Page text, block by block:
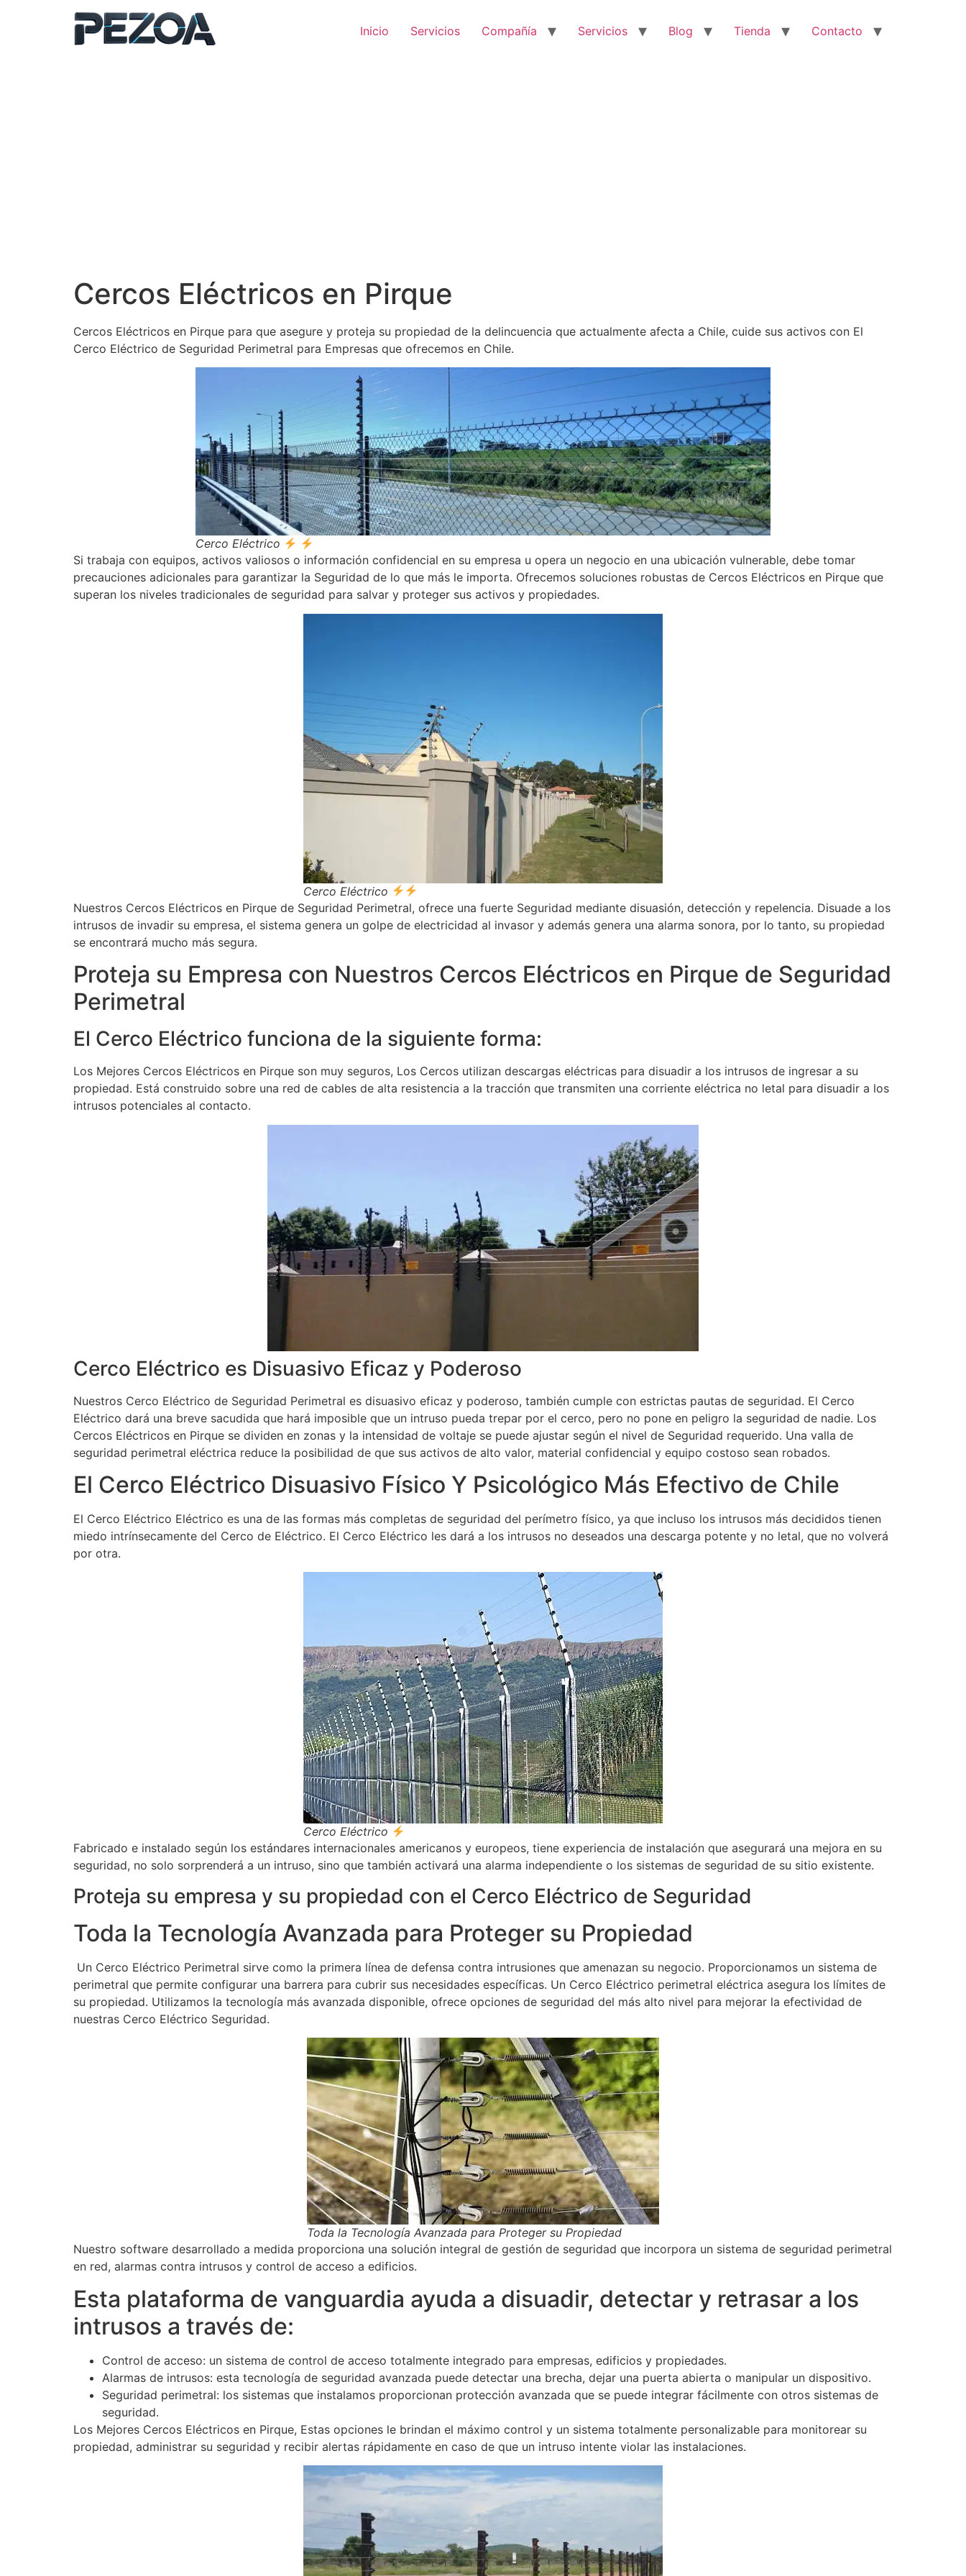
Inicio Servicios Compañía Servicios Blog Tienda Contacto
Cercos Eléctricos en Pirque
Cercos Eléctricos en Pirque para que asegure y proteja su propiedad de la delincuencia que actualmente afecta a Chile, cuide sus activos con El
Cerco Eléctrico de Seguridad Perimetral para Empresas que ofrecemos en Chile.
Cerco Eléctrico
Si trabaja con equipos, activos valiosos o información confidencial en su empresa u opera un negocio en una ubicación vulnerable, debe tomar
precauciones adicionales para garantizar la Seguridad de lo que más le importa. Ofrecemos soluciones robustas de Cercos Eléctricos en Pirque que
superan los niveles tradicionales de seguridad para salvar y proteger sus activos y propiedades.
Cerco Eléctrico
Nuestros Cercos Eléctricos en Pirque de Seguridad Perimetral, ofrece una fuerte Seguridad mediante disuasión, detección y repelencia. Disuade a los
intrusos de invadir su empresa, el sistema genera un golpe de electricidad al invasor y además genera una alarma sonora, por lo tanto, su propiedad
se encontrará mucho más segura.
Proteja su Empresa con Nuestros Cercos Eléctricos en Pirque de Seguridad
Perimetral
El Cerco Eléctrico funciona de la siguiente forma:
Los Mejores Cercos Eléctricos en Pirque son muy seguros, Los Cercos utilizan descargas eléctricas para disuadir a los intrusos de ingresar a su
propiedad. Está construido sobre una red de cables de alta resistencia a la tracción que transmiten una corriente eléctrica no letal para disuadir a los
intrusos potenciales al contacto.
Cerco Eléctrico es Disuasivo Eficaz y Poderoso
Nuestros Cerco Eléctrico de Seguridad Perimetral es disuasivo eficaz y poderoso, también cumple con estrictas pautas de seguridad. El Cerco
Eléctrico dará una breve sacudida que hará imposible que un intruso pueda trepar por el cerco, pero no pone en peligro la seguridad de nadie. Los
Cercos Eléctricos en Pirque se dividen en zonas y la intensidad de voltaje se puede ajustar según el nivel de Seguridad requerido. Una valla de
seguridad perimetral eléctrica reduce la posibilidad de que sus activos de alto valor, material confidencial y equipo costoso sean robados.
El Cerco Eléctrico Disuasivo Físico Y Psicológico Más Efectivo de Chile
El Cerco Eléctrico Eléctrico es una de las formas más completas de seguridad del perímetro físico, ya que incluso los intrusos más decididos tienen
miedo intrínsecamente del Cerco de Eléctrico. El Cerco Eléctrico les dará a los intrusos no deseados una descarga potente y no letal, que no volverá
por otra.
Cerco Eléctrico
Fabricado e instalado según los estándares internacionales americanos y europeos, tiene experiencia de instalación que asegurará una mejora en su
seguridad, no solo sorprenderá a un intruso, sino que también activará una alarma independiente o los sistemas de seguridad de su sitio existente.
Proteja su empresa y su propiedad con el Cerco Eléctrico de Seguridad
Toda la Tecnología Avanzada para Proteger su Propiedad
Un Cerco Eléctrico Perimetral sirve como la primera línea de defensa contra intrusiones que amenazan su negocio. Proporcionamos un sistema de
perimetral que permite configurar una barrera para cubrir sus necesidades específicas. Un Cerco Eléctrico perimetral eléctrica asegura los límites de
su propiedad. Utilizamos la tecnología más avanzada disponible, ofrece opciones de seguridad del más alto nivel para mejorar la efectividad de
nuestras Cerco Eléctrico Seguridad.
Toda la Tecnología Avanzada para Proteger su Propiedad
Nuestro software desarrollado a medida proporciona una solución integral de gestión de seguridad que incorpora un sistema de seguridad perimetral
en red, alarmas contra intrusos y control de acceso a edificios.
Esta plataforma de vanguardia ayuda a disuadir, detectar y retrasar a los
intrusos a través de:
Control de acceso: un sistema de control de acceso totalmente integrado para empresas, edificios y propiedades.
Alarmas de intrusos: esta tecnología de seguridad avanzada puede detectar una brecha, dejar una puerta abierta o manipular un dispositivo.
Seguridad perimetral: los sistemas que instalamos proporcionan protección avanzada que se puede integrar fácilmente con otros sistemas de
seguridad.
Los Mejores Cercos Eléctricos en Pirque, Estas opciones le brindan el máximo control y un sistema totalmente personalizable para monitorear su
propiedad, administrar su seguridad y recibir alertas rápidamente en caso de que un intruso intente violar las instalaciones.